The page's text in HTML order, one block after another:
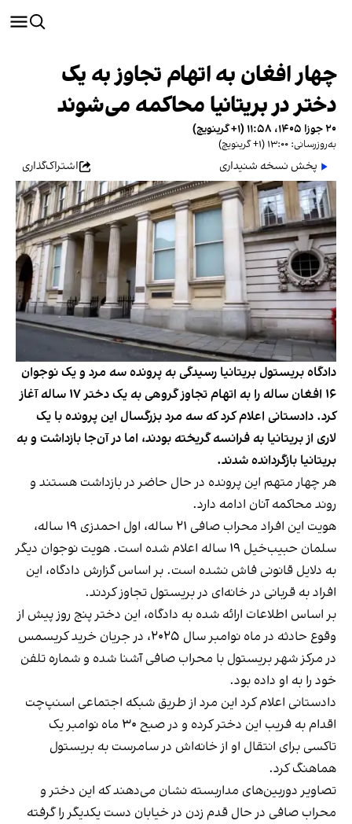
چهار افغان به اتهام تجاوز به یک
دختر در بریتانیا محاکمه می‌شوند
۲۰ جوزا ۱۴۰۵، ۱۱:۵۸ (‎+۱ گرینویچ)
به‌روزرسانی: ۱۳:۰۰ (‎+۱ گرینویچ)
پخش نسخه شنیداری اشتراک‌گذاری
دادگاه بریستول بریتانیا رسیدگی به پرونده سه مرد و یک نوجوان
۱۶ افغان ساله را به اتهام تجاوز گروهی به یک دختر ۱۷ ساله آغاز
کرد. دادستانی اعلام کرد که سه مرد بزرگسال این پرونده با یک
لاری از بریتانیا به فرانسه گریخته بودند، اما در آن‌جا بازداشت و به
بریتانیا بازگردانده شدند.
هر چهار متهم این پرونده در حال حاضر در بازداشت هستند و
روند محاکمه آنان ادامه دارد.
هویت این افراد محراب صافی ۲۱ ساله، اول احمدزی ۱۹ ساله،
سلمان حبیب‌خیل ۱۹ ساله اعلام شده است. هویت نوجوان دیگر
به دلایل قانونی فاش نشده است. بر اساس گزارش دادگاه، این
افراد به قربانی در خانه‌ای در بریستول تجاوز کردند.
بر اساس اطلاعات ارائه شده به دادگاه، این دختر پنج روز پیش از
وقوع حادثه در ماه نوامبر سال ۲۰۲۵، در جریان خرید کریسمس
در مرکز شهر بریستول با محراب صافی آشنا شده و شماره تلفن
خود را به او داده بود.
دادستانی اعلام کرد این مرد از طریق شبکه اجتماعی اسنپ‌چت
اقدام به فریب این دختر کرده و در صبح ۳۰ ماه نوامبر یک
تاکسی برای انتقال او از خانه‌اش در سامرست به بریستول
هماهنگ کرد.
تصاویر دوربین‌های مداربسته نشان می‌دهند که این دختر و
محراب صافی در حال قدم زدن در خیابان دست یکدیگر را گرفته